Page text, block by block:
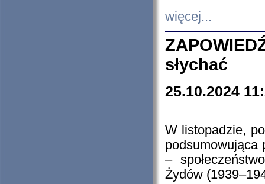
więcej...
słychać
25.10.2024
W listopadzie,
podsumowująca
–
Żydów